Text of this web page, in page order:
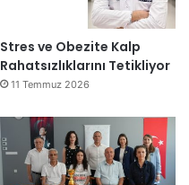
Stres ve Obezite Kalp
Rahatsızlıklarını Tetikliyor
11 Temmuz 2026